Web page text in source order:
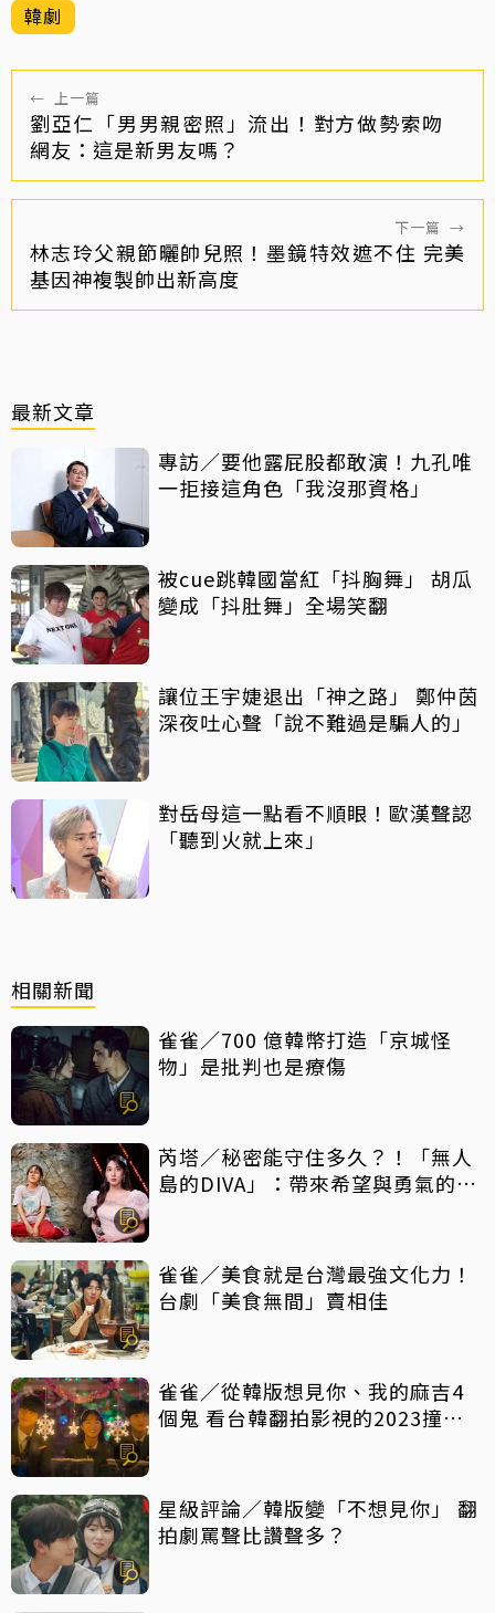
韓劇
← 上一篇
劉亞仁「男男親密照」流出！對方做勢索吻
網友：這是新男友嗎？
下一篇 →
林志玲父親節曬帥兒照！墨鏡特效遮不住 完美
基因神複製帥出新高度
最新文章
專訪／要他露屁股都敢演！九孔唯
一拒接這角色「我沒那資格」
被cue跳韓國當紅「抖胸舞」 胡瓜
變成「抖肚舞」全場笑翻
讓位王宇婕退出「神之路」 鄭仲茵
深夜吐心聲「說不難過是騙人的」
對岳母這一點看不順眼！歐漢聲認
「聽到火就上來」
相關新聞
雀雀／700 億韓幣打造「京城怪
物」是批判也是療傷
芮塔／秘密能守住多久？！「無人
島的DIVA」：帶來希望與勇氣的反
雀雀／美食就是台灣最強文化力！
台劇「美食無間」賣相佳
雀雀／從韓版想見你、我的麻吉4
個鬼 看台韓翻拍影視的2023撞擊
星級評論／韓版變「不想見你」 翻
拍劇罵聲比讚聲多？